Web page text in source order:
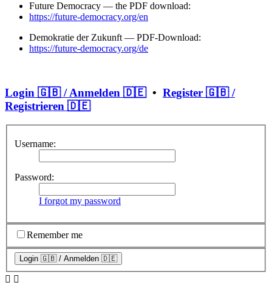
Future Democracy — the PDF download:
https://future-democracy.org/en
Demokratie der Zukunft — PDF-Download:
https://future-democracy.org/de
Login 🇬🇧 / Anmelden 🇩🇪• Register 🇬🇧 /
Registrieren 🇩🇪
Username:
Password:
I forgot my password
Remember me